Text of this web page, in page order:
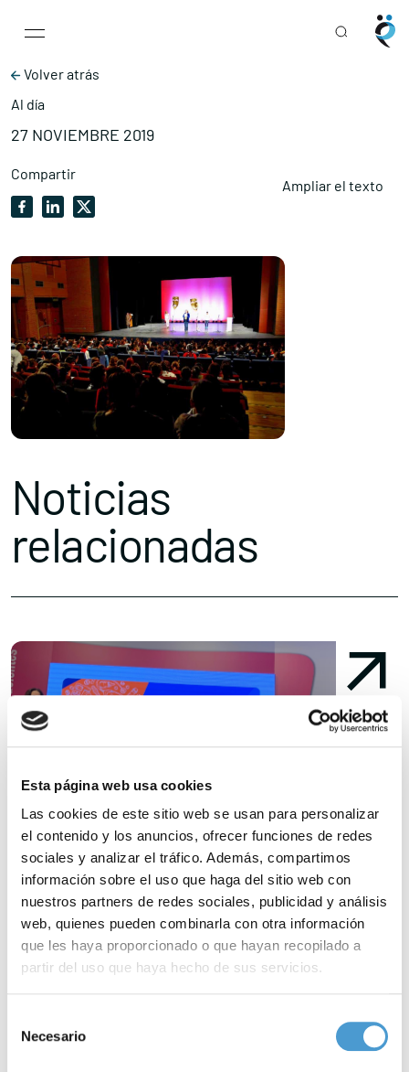
Esta página web usa cookies
Las cookies de este sitio web se usan para personalizar
el contenido y los anuncios, ofrecer funciones de redes
sociales y analizar el tráfico. Además, compartimos
información sobre el uso que haga del sitio web con
nuestros partners de redes sociales, publicidad y análisis
web, quienes pueden combinarla con otra información
que les haya proporcionado o que hayan recopilado a
partir del uso que haya hecho de sus servicios.
de cookies
Necesario
Main Navigation
Volver atrás
Al día
27 NOVIEMBRE 2019
Compartir
Ampliar el texto
Noticias
relacionadas
Todo sobre los Premios Somos Pacientes...
27 NOVIEMBRE, 2019 ASOCIACIONES DE PACIENTES